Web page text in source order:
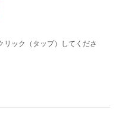
リック（タップ）してくださ